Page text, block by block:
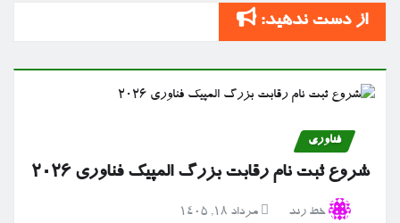
از دست ندهید:
فناوری
شروع ثبت نام رقابت بزرگ المپیک فناوری ۲۰۲۶
خط رند مرداد ۱۸, ۱۴۰۵